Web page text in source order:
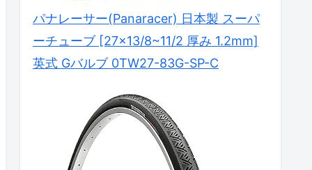
パナレーサー(Panaracer) 日本製 スーパ
ーチューブ [27×13/8~11/2 厚み 1.2mm]
英式 Gバルブ 0TW27-83G-SP-C